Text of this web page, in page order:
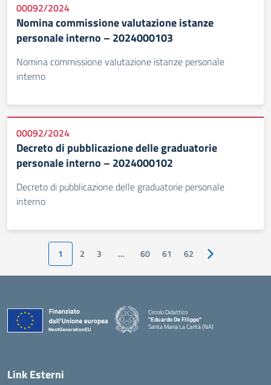
00092/2024
Nomina commissione valutazione istanze
personale interno – 2024000103
Nomina commissione valutazione istanze personale
interno
00092/2024
Decreto di pubblicazione delle graduatorie
personale interno – 2024000102
Decreto di pubblicazione delle graduatorie personale
interno
1 2 3 … 60 61 62 Pagina
Circolo Didattico
"Eduardo De Filippo"
Santa Maria La Carità (NA)
Link Esterni